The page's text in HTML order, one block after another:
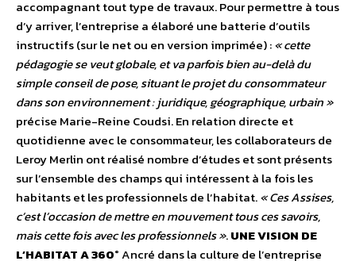
accompagnant tout type de travaux. Pour permettre à tous
d’y arriver, l’entreprise a élaboré une batterie d’outils
instructifs (sur le net ou en version imprimée) :« cette
pédagogie se veut globale, et va parfois bien au-delà du
simple conseil de pose, situant le projet du consommateur
dans son environnement : juridique, géographique, urbain »
précise Marie-Reine Coudsi. En relation directe et
quotidienne avec le consommateur, les collaborateurs de
Leroy Merlin ont réalisé nombre d’études et sont présents
sur l’ensemble des champs qui intéressent à la fois les
habitants et les professionnels de l’habitat.« Ces Assises,
c’est l’occasion de mettre en mouvement tous ces savoirs,
mais cette fois avec les professionnels ».UNE VISION DE
L’HABITAT A 360°Ancré dans la culture de l’entreprise